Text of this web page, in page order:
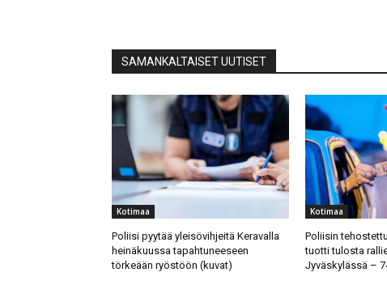
SAMANKALTAISET UUTISET
Kotimaa
Poliisi pyytää yleisövihjeitä Keravalla
heinäkuussa tapahtuneeseen
törkeään ryöstöön (kuvat)
Kotimaa
Poliisin
tuotti tulosta
Jyväskylässä –